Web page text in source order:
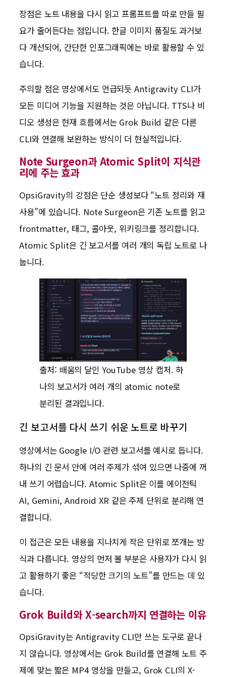
장점은 노트 내용을 다시 읽고 프롬프트를 따로 만들 필
요가 줄어든다는 점입니다. 한글 이미지 품질도 과거보
다 개선되어, 간단한 인포그래픽에는 바로 활용할 수 있
습니다.
주의할 점은 영상에서도 언급되듯 Antigravity CLI가
모든 미디어 기능을 지원하는 것은 아닙니다. TTS나 비
디오 생성은 현재 흐름에서는 Grok Build 같은 다른
CLI와 연결해 보완하는 방식이 더 현실적입니다.
Note Surgeon과 Atomic Split이 지식관
리에 주는 효과
OpsiGravity의 강점은 단순 생성보다 “노트 정리와 재
사용”에 있습니다. Note Surgeon은 기존 노트를 읽고
frontmatter, 태그, 콜아웃, 위키링크를 정리합니다.
Atomic Split은 긴 보고서를 여러 개의 독립 노트로 나
눕니다.
출처: 배움의 달인 YouTube 영상 캡처. 하
나의 보고서가 여러 개의 atomic note로
분리된 결과입니다.
긴 보고서를 다시 쓰기 쉬운 노트로 바꾸기
영상에서는 Google I/O 관련 보고서를 예시로 듭니다.
하나의 긴 문서 안에 여러 주제가 섞여 있으면 나중에 꺼
내 쓰기 어렵습니다. Atomic Split은 이를 에이전틱
AI, Gemini, Android XR 같은 주제 단위로 분리해 연
결합니다.
이 접근은 모든 내용을 지나치게 작은 단위로 쪼개는 방
식과 다릅니다. 영상의 먼저 볼 부분은 사용자가 다시 읽
고 활용하기 좋은 “적당한 크기의 노트”를 만드는 데 있
습니다.
Grok Build와 X-search까지 연결하는 이유
OpsiGravity는 Antigravity CLI만 쓰는 도구로 끝나
지 않습니다. 영상에서는 Grok Build를 연결해 노트 주
제에 맞는 짧은 MP4 영상을 만들고, Grok CLI의 X-